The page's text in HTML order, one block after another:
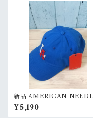
新品 AMERICAN
ARCHIVE-LOSANGELS
NGELS AMERICAN ベー
¥5,190